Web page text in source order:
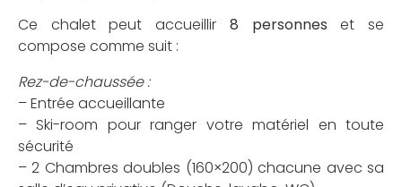
Ce chalet peut accueillir 8 personnes et se
compose comme suit :
Rez-de-chaussée :
– Entrée accueillante
– Ski-room pour ranger votre matériel en toute
sécurité
– 2 Chambres doubles (160×200) chacune avec sa